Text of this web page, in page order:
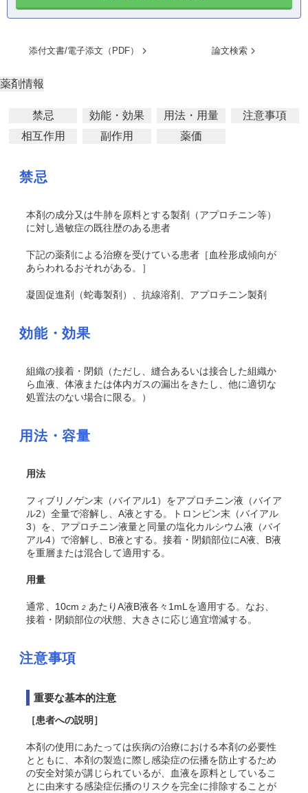
添付文書/電子添文（PDF） 論文検索
薬剤情報
禁忌 効能・効果 用法・用量
注意事項
相互作用
副作用 薬価
禁忌
本剤の成分又は牛肺を原料とする製剤（アプロチニン等）
に対し過敏症の既往歴のある患者
下記の薬剤による治療を受けている患者［血栓形成傾向が
あらわれるおそれがある。］
凝固促進剤（蛇毒製剤）、抗線溶剤、アプロチニン製剤
効能・効果
組織の接着・閉鎖（ただし、縫合あるいは接合した組織か
ら血液、体液または体内ガスの漏出をきたし、他に適切な
処置法のない場合に限る。）
用法・容量
用法
フィブリノゲン末（バイアル1）をアプロチニン液（バイア
ル2）全量で溶解し、A液とする。トロンビン末（バイアル
3）を、アプロチニン液量と同量の塩化カルシウム液（バイ
アル4）で溶解し、B液とする。接着・閉鎖部位にA液、B液
を重層または混合して適用する。
用量
通常、10cm 2 あたりA液B液各々1mLを適用する。なお、
接着・閉鎖部位の状態、大きさに応じ適宜増減する。
注意事項
重要な基本的注意
［患者への説明］
本剤の使用にあたっては疾病の治療における本剤の必要性
とともに、本剤の製造に際し感染症の伝播を防止するため
の安全対策が講じられているが、血液を原料としているこ
とに由来する感染症伝播のリスクを完全に排除することが